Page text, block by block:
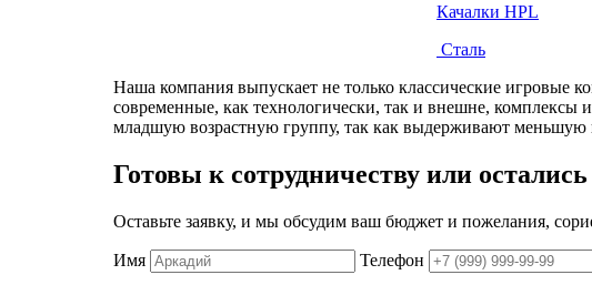
Качалки HPL
Сталь
Наша компания выпускает не только классические игровые
современные, как технологически, так и внешне, комплексы
младшую возрастную группу, так как выдерживают меньшую
Готовы к сотрудничеству или
Оставьте заявку, и мы обсудим ваш бюджет и пожелания,
Имя Телефон